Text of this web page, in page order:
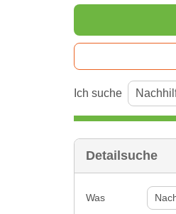
Ich suche
Detailsuche
Was